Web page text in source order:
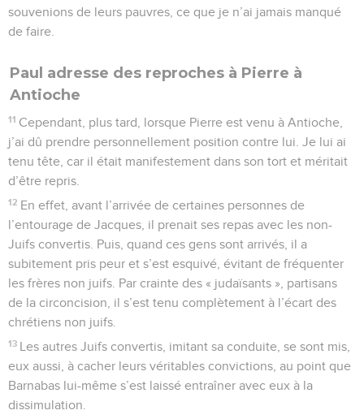
souvenions de leurs pauvres, ce que je n’ai jamais manqué
de faire.
Paul adresse des reproches à Pierre à
Antioche
11 Cependant, plus tard, lorsque Pierre est venu à Antioche,
j’ai dû prendre personnellement position contre lui. Je lui ai
tenu tête, car il était manifestement dans son tort et méritait
d’être repris.
12 En effet, avant l’arrivée de certaines personnes de
l’entourage de Jacques, il prenait ses repas avec les non-
Juifs convertis. Puis, quand ces gens sont arrivés, il a
subitement pris peur et s’est esquivé, évitant de fréquenter
les frères non juifs. Par crainte des « judaïsants », partisans
de la circoncision, il s’est tenu complètement à l’écart des
chrétiens non juifs.
13 Les autres Juifs convertis, imitant sa conduite, se sont mis,
eux aussi, à cacher leurs véritables convictions, au point que
Barnabas lui-même s’est laissé entraîner avec eux à la
dissimulation.